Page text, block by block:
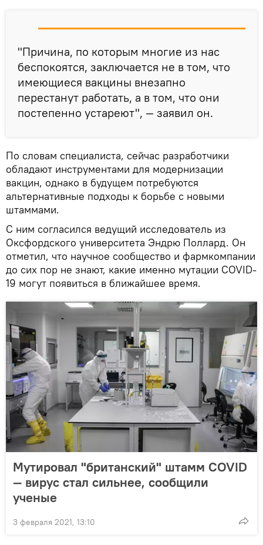
"Причина, по которым многие из нас
беспокоятся, заключается не в том, что
имеющиеся вакцины внезапно
перестанут работать, а в том, что они
постепенно устареют", — заявил он.
По словам специалиста, сейчас разработчики
обладают инструментами для модернизации
вакцин, однако в будущем потребуются
альтернативные подходы к борьбе с новыми
штаммами.
С ним согласился ведущий исследователь из
Оксфордского университета Эндрю Поллард. Он
отметил, что научное сообщество и фармкомпании
до сих пор не знают, какие именно мутации COVID-
19 могут появиться в ближайшее время.
Мутировал "британский" штамм COVID
— вирус стал сильнее, сообщили
ученые
3 февраля 2021, 13:10